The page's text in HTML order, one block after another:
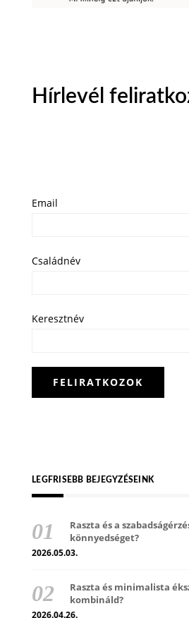
Hírlevél
Email
Családnév
Keresztnév
LEGFRISEBB BEJEGYZÉSEINK
Raszta és a
könnyedséget?
2026.05.03.
Raszta és minimalista
kombináld?
2026.04.26.